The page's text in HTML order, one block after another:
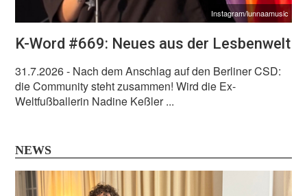
Instagram/lunnaamusic
K-Word #669: Neues aus der Lesbenwelt
31.7.2026- Nach dem Anschlag auf den Berliner CSD:
die Community steht zusammen! Wird die Ex-
Weltfußballerin Nadine Keßler ...
NEWS